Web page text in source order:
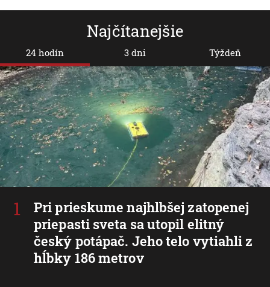
Najčítanejšie
24 hodín
Pri prieskume najhlbšej zatopenej
priepasti sveta sa utopil elitný
český potápač. Jeho telo vytiahli z
hĺbky 186 metrov
3 dni Týždeň